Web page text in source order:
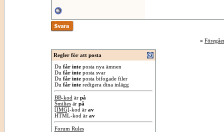
«
Regler för att posta
Du får inteposta nya ämnen
Du får inteposta svar
Du får inteposta bifogade filer
Du får interedigera dina inlägg
BB-kod är på
Smiliesär på
[IMG]-kod är av
HTML-kod är av
Forum Rules